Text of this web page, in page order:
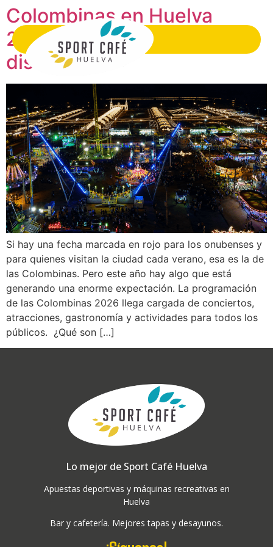
Colombinas en Huelva
2026: Qué hacer y dónde
disfrutarlas
Si hay una fecha marcada en rojo para los onubenses y
para quienes visitan la ciudad cada verano, esa es la de
las Colombinas. Pero este año hay algo que está
generando una enorme expectación. La programación
de las Colombinas 2026 llega cargada de conciertos,
atracciones, gastronomía y actividades para todos los
públicos. ¿Qué son […]
Lo mejor de Sport Café Huelva
Apuestas deportivas y máquinas recreativas en
Huelva
Bar y cafetería. Mejores tapas y desayunos.